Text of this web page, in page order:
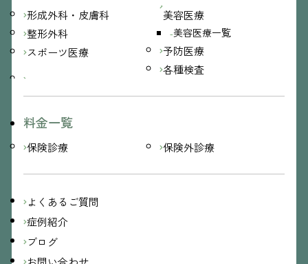
形成外科・皮膚科
整形外科
スポーツ医療
美容医療
美容医療一覧
予防医療
各種検査
料金一覧
保険診療 保険外診療
よくあるご質問
症例紹介
ブログ